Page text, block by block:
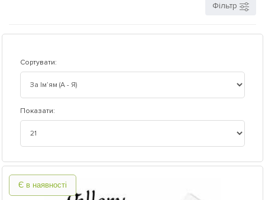
Фільтр
Сортувати:
Показати:
Є в наявності